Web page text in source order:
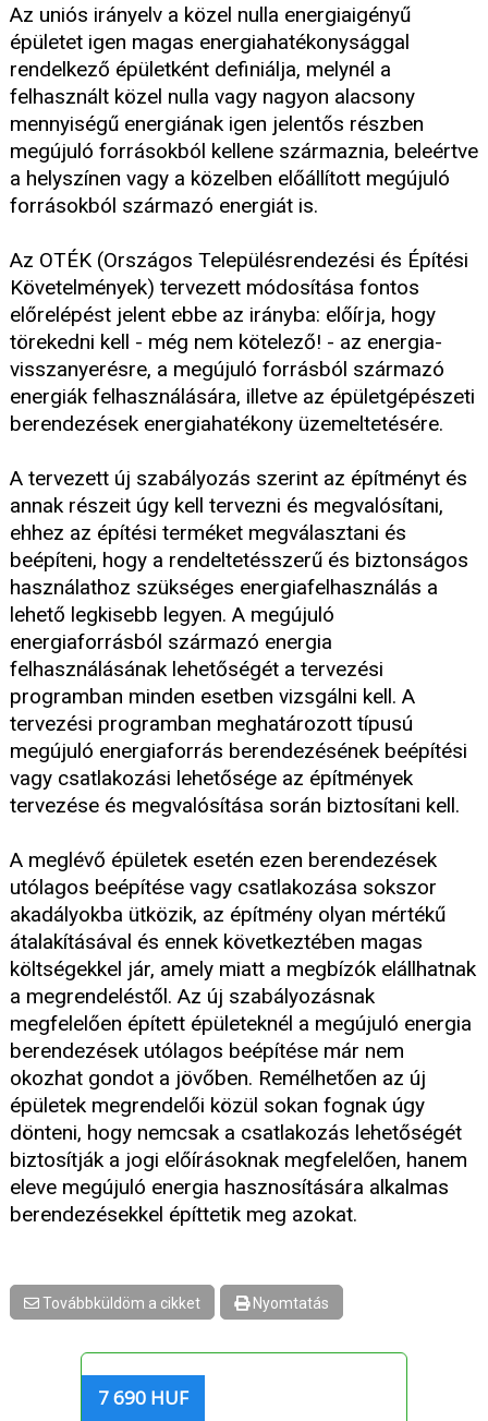
Az uniós irányelv a közel nulla energiaigényű
épületet igen magas energiahatékonysággal
rendelkező épületként definiálja, melynél a
felhasznált közel nulla vagy nagyon alacsony
mennyiségű energiának igen jelentős részben
megújuló forrásokból kellene származnia, beleértve
a helyszínen vagy a közelben előállított megújuló
forrásokból származó energiát is.
Az OTÉK (Országos Településrendezési és Építési
Követelmények) tervezett módosítása fontos
előrelépést jelent ebbe az irányba: előírja, hogy
törekedni kell - még nem kötelező! - az energia-
visszanyerésre, a megújuló forrásból származó
energiák felhasználására, illetve az épületgépészeti
berendezések energiahatékony üzemeltetésére.
A tervezett új szabályozás szerint az építményt és
annak részeit úgy kell tervezni és megvalósítani,
ehhez az építési terméket megválasztani és
beépíteni, hogy a rendeltetésszerű és biztonságos
használathoz szükséges energiafelhasználás a
lehető legkisebb legyen. A megújuló
energiaforrásból származó energia
felhasználásának lehetőségét a tervezési
programban minden esetben vizsgálni kell. A
tervezési programban meghatározott típusú
megújuló energiaforrás berendezésének beépítési
vagy csatlakozási lehetősége az építmények
tervezése és megvalósítása során biztosítani kell.
A meglévő épületek esetén ezen berendezések
utólagos beépítése vagy csatlakozása sokszor
akadályokba ütközik, az építmény olyan mértékű
átalakításával és ennek következtében magas
költségekkel jár, amely miatt a megbízók elállhatnak
a megrendeléstől. Az új szabályozásnak
megfelelően épített épületeknél a megújuló energia
berendezések utólagos beépítése már nem
okozhat gondot a jövőben. Remélhetően az új
épületek megrendelői közül sokan fognak úgy
dönteni, hogy nemcsak a csatlakozás lehetőségét
biztosítják a jogi előírásoknak megfelelően, hanem
eleve megújuló energia hasznosítására alkalmas
berendezésekkel építtetik meg azokat.
Továbbküldöm a cikket Nyomtatás
7 690 HUF